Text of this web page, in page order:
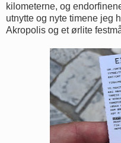
kilometerne, og
utnytte og nyte timene jeg
Akropolis og et ørlite